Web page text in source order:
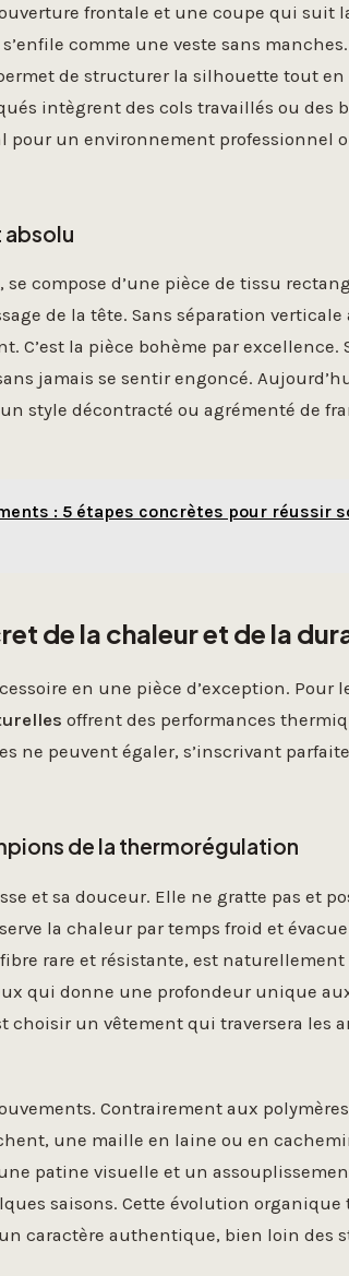
frontale et une coupe qui suit
comme une veste sans
de structurer la silhouette tout
intègrent des cols travaillés ou des
pour un environnement professionnel
absolu
se compose d’une pièce de tissu
de la tête. Sans séparation verticale
C’est la pièce bohème par excellence.
jamais se sentir engoncé.
style décontracté ou agrémenté de
: 5 étapes concrètes pour réussir
de la chaleur et de la
en une pièce d’exception. Pour
offrent des performances
ne peuvent égaler, s’inscrivant
de la thermorégulation
et sa douceur. Elle ne gratte pas et
la chaleur par temps froid et
rare et résistante, est naturellement
qui donne une profondeur unique
choisir un vêtement qui traversera les
Contrairement aux polymères
une maille en laine ou en
patine visuelle et un
saisons. Cette évolution organique
caractère authentique, bien loin des